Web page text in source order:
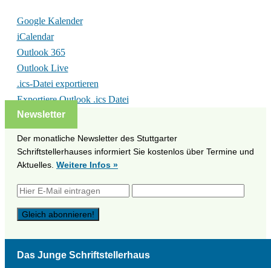
Google Kalender
iCalendar
Outlook 365
Outlook Live
.ics-Datei exportieren
Exportiere Outlook .ics Datei
Newsletter
Der monatliche Newsletter des Stuttgarter
Schriftstellerhauses informiert Sie kostenlos über Termine und
Aktuelles. Weitere Infos »
Das Junge Schriftstellerhaus